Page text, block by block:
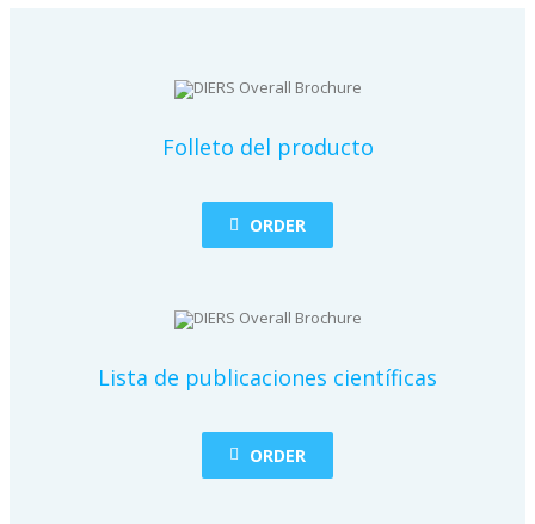
Folleto del producto
ORDER
Lista de publicaciones científicas
ORDER